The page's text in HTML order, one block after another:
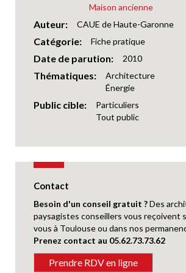
Maison ancienne
Auteur CAUE de Haute-Garonne
Catégorie Fiche pratique
Date de parution 2010
Thématiques
Architecture
Énergie
Public cible
Particuliers
Tout public
Contact
Besoin d'un conseil gratuit ?Des
paysagistes conseillers vous reçoivent
vous à Toulouse ou dans nos
Prenez contact au 05.62.73.73.62
Prendre RDV en ligne